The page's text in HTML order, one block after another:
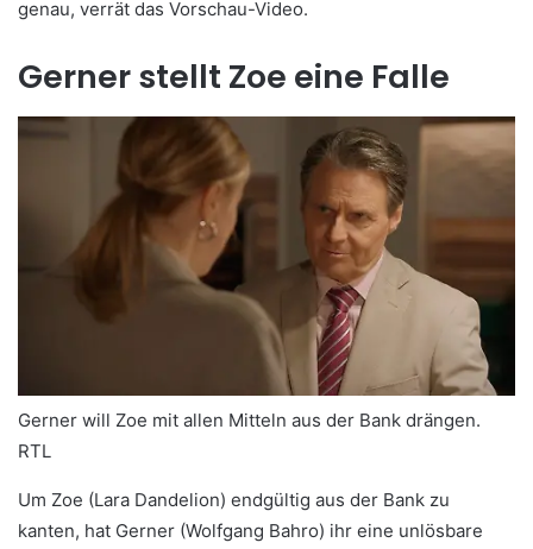
genau, verrät das Vorschau-Video.
Gerner stellt Zoe eine Falle
Gerner will Zoe mit allen Mitteln aus der Bank drängen.
RTL
Um Zoe (Lara Dandelion) endgültig aus der Bank zu
kanten, hat Gerner (Wolfgang Bahro) ihr eine unlösbare